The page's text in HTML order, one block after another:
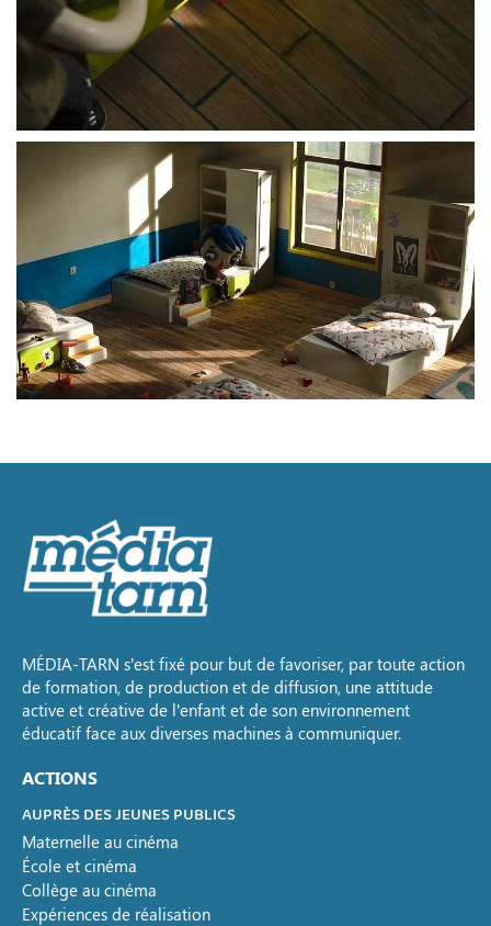
MÉDIA-TARN s’est fixé pour but de favoriser, par toute action
de formation, de production et de diffusion, une attitude
active et créative de l’enfant et de son environnement
éducatif face aux diverses machines à communiquer.
ACTIONS
AUPRÈS DES JEUNES PUBLICS
Maternelle au cinéma
École et cinéma
Collège au cinéma
Expériences de réalisation